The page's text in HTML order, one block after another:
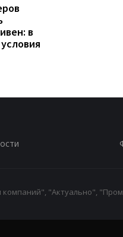
в
"Актуально",